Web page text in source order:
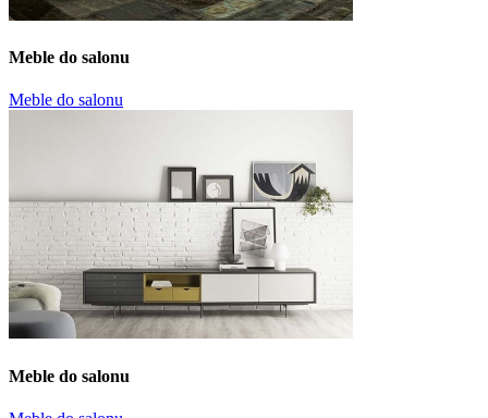
Meble do salonu
Meble do salonu
Meble do salonu